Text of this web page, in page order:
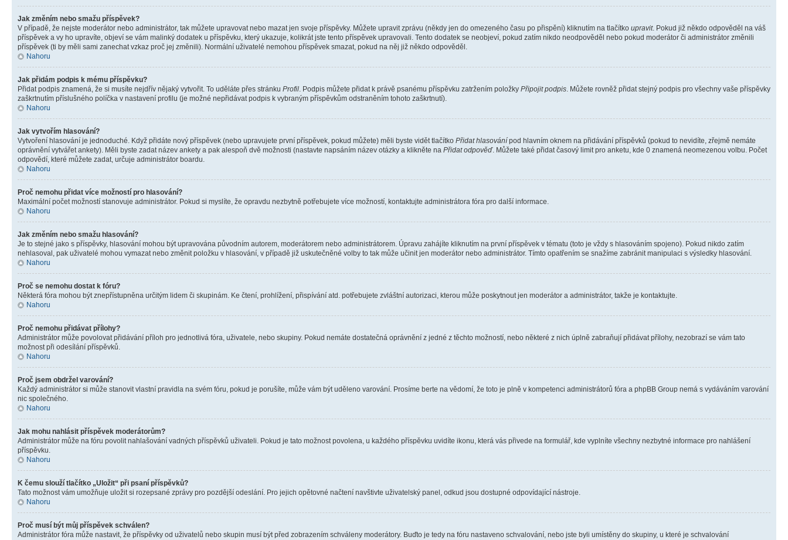
Jak změním nebo smažu příspěvek?
V případě, že nejste moderátor nebo administrátor, tak můžete upravovat nebo mazat jen svoje příspěvky. Můžete upravit zprávu (někdy jen do omezeného času po přispění) kliknutím na tlačítko upravit. Pokud již někdo odpověděl na váš
příspěvek a vy ho upravíte, objeví se vám malinký dodatek u příspěvku, který ukazuje, kolikrát jste tento příspěvek upravovali. Tento dodatek se neobjeví, pokud zatím nikdo neodpověděl nebo pokud moderátor či administrátor změnili
příspěvek (ti by měli sami zanechat vzkaz proč jej změnili). Normální uživatelé nemohou příspěvek smazat, pokud na něj již někdo odpověděl.
Nahoru
Jak přidám podpis k mému příspěvku?
Přidat podpis znamená, že si musíte nejdřív nějaký vytvořit. To uděláte přes stránku Profil . Podpis můžete přidat k právě psanému příspěvku zatržením položky Připojit podpis . Můžete rovněž přidat stejný podpis pro všechny vaše příspěvky
zaškrtnutím příslušného políčka v nastavení profilu (je možné nepřidávat podpis k vybraným příspěvkům odstraněním tohoto zaškrtnutí).
Nahoru
Jak vytvořím hlasování?
Vytvoření hlasování je jednoduché. Když přidáte nový příspěvek (nebo upravujete první příspěvek, pokud můžete) měli byste vidět tlačítko Přidat hlasovánípod hlavním oknem na přidávání příspěvků (pokud to nevidíte, zřejmě nemáte
oprávnění vytvářet ankety). Měli byste zadat název ankety a pak alespoň dvě možnosti (nastavte napsáním název otázky a klikněte na Přidat odpověď. Můžete také přidat časový limit pro anketu, kde 0 znamená neomezenou volbu. Počet
odpovědí, které můžete zadat, určuje administrátor boardu.
Nahoru
Proč nemohu přidat více možností pro hlasování?
Maximální počet možností stanovuje administrátor. Pokud si myslíte, že opravdu nezbytně potřebujete více možností, kontaktujte administrátora fóra pro další informace.
Nahoru
Jak změním nebo smažu hlasování?
Je to stejné jako s příspěvky, hlasování mohou být upravována původním autorem, moderátorem nebo administrátorem. Úpravu zahájíte kliknutím na první příspěvek v tématu (toto je vždy s hlasováním spojeno). Pokud nikdo zatím
nehlasoval, pak uživatelé mohou vymazat nebo změnit položku v hlasování, v případě již uskutečněné volby to tak může učinit jen moderátor nebo administrátor. Tímto opatřením se snažíme zabránit manipulaci s výsledky hlasování.
Nahoru
Proč se nemohu dostat k fóru?
Některá fóra mohou být znepřístupněna určitým lidem či skupinám. Ke čtení, prohlížení, přispívání atd. potřebujete zvláštní autorizaci, kterou může poskytnout jen moderátor a administrátor, takže je kontaktujte.
Nahoru
Proč nemohu přidávat přílohy?
Administrátor může povolovat přidávání příloh pro jednotlivá fóra, uživatele, nebo skupiny. Pokud nemáte dostatečná oprávnění z jedné z těchto možností, nebo některé z nich úplně zabraňují přidávat přílohy, nezobrazí se vám tato
možnost při odesílání příspěvků.
Nahoru
Proč jsem obdržel varování?
Každý administrátor si může stanovit vlastní pravidla na svém fóru, pokud je porušíte, může vám být uděleno varování. Prosíme berte na vědomí, že toto je plně v kompetenci administrátorů fóra a phpBB Group nemá s vydáváním varování
nic společného.
Nahoru
Jak mohu nahlásit příspěvek moderátorům?
Administrátor může na fóru povolit nahlašování vadných příspěvků uživateli. Pokud je tato možnost povolena, u každého příspěvku uvidíte ikonu, která vás přivede na formulář, kde vyplníte všechny nezbytné informace pro nahlášení
příspěvku.
Nahoru
K čemu slouží tlačítko „Uložit“ při psaní příspěvků?
Tato možnost vám umožňuje uložit si rozepsané zprávy pro pozdější odeslání. Pro jejich opětovné načtení navštivte uživatelský panel, odkud jsou dostupné odpovídající nástroje.
Nahoru
Proč musí být můj příspěvek schválen?
Administrátor fóra může nastavit, že příspěvky od uživatelů nebo skupin musí být před zobrazením schváleny moderátory. Buďto je tedy na fóru nastaveno schvalování, nebo jste byli umístěny do skupiny, u které je schvalování